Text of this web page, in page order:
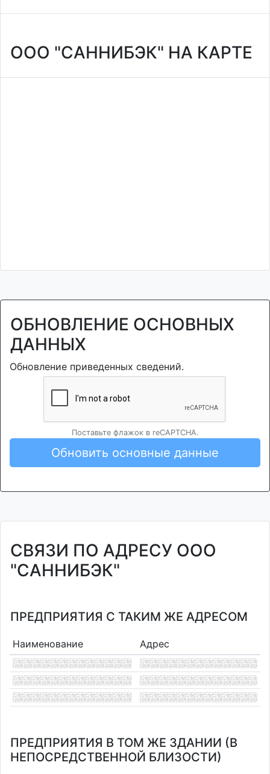
ООО "САННИБЭК" НА КАРТЕ
ОБНОВЛЕНИЕ ОСНОВНЫХ
ДАННЫХ
Обновление приведенных сведений.
Поставьте флажок в reCAPTCHA.
Обновить основные данные
СВЯЗИ ПО АДРЕСУ ООО
"САННИБЭК"
ПРЕДПРИЯТИЯ С ТАКИМ ЖЕ АДРЕСОМ
Наименование Адрес
ПРЕДПРИЯТИЯ В ТОМ ЖЕ ЗДАНИИ (В
НЕПОСРЕДСТВЕННОЙ БЛИЗОСТИ)